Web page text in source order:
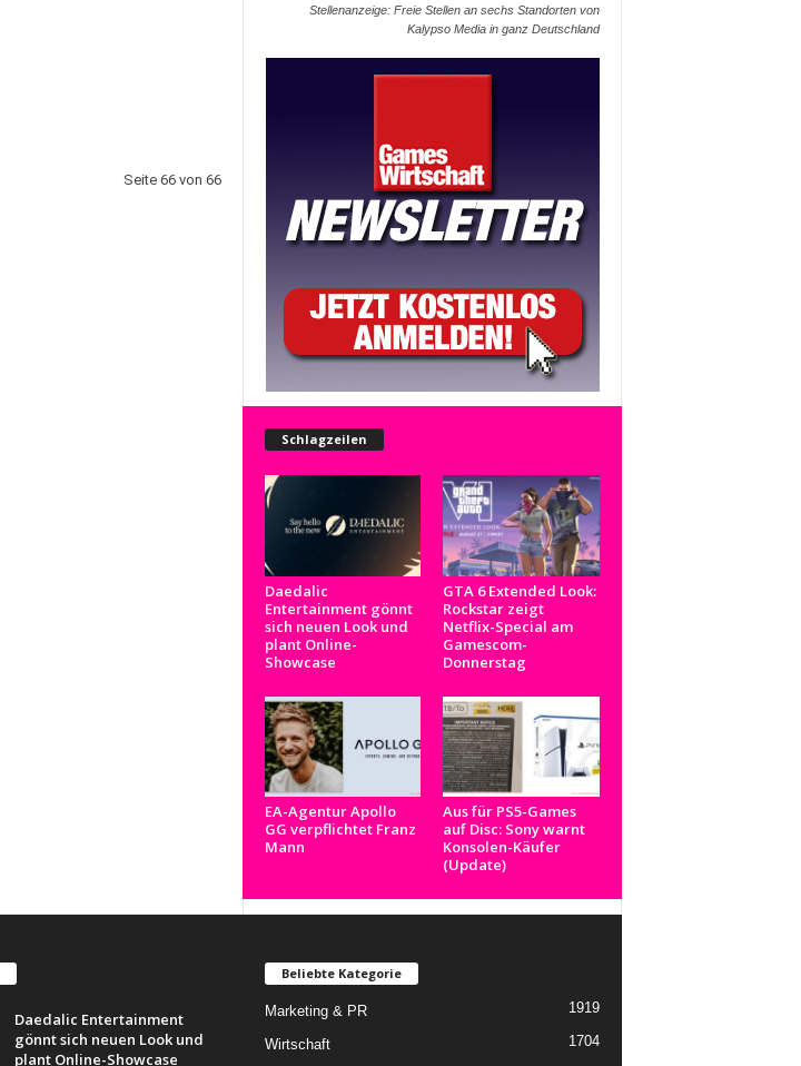
Seite 66 von 66
Stellenanzeige: Freie Stellen an sechs Standorten von
Kalypso Media in ganz Deutschland
Schlagzeilen
Daedalic
Entertainment gönnt
sich neuen Look und
plant Online-
Showcase
GTA 6 Extended Look:
Rockstar zeigt
Netflix-Special am
Gamescom-
Donnerstag
EA-Agentur Apollo
GG verpflichtet Franz
Mann
Aus für PS5-Games
auf Disc: Sony warnt
Konsolen-Käufer
(Update)
Daedalic Entertainment
gönnt sich neuen Look und
plant Online-Showcase
Beliebte Kategorie
Marketing & PR 1919
Wirtschaft 1704